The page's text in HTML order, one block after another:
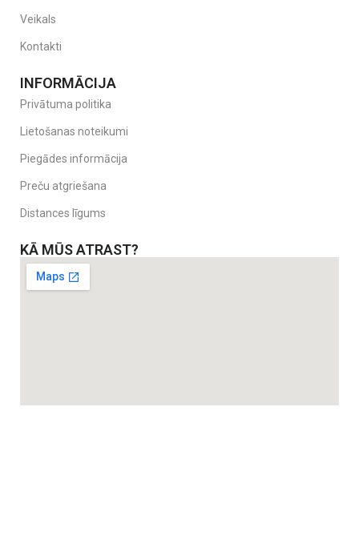
Veikals
Kontakti
INFORMĀCIJA
Privātuma politika
Lietošanas noteikumi
Piegādes informācija
Preču atgriešana
Distances līgums
KĀ MŪS ATRAST?